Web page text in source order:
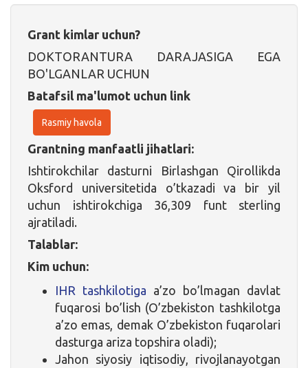
Grant kimlar uchun?
DOKTORANTURA DARAJASIGA EGA
BO'LGANLAR UCHUN
Batafsil ma'lumot uchun link
Rasmiy havola
Grantning manfaatli jihatlari:
Ishtirokchilar dasturni Birlashgan Qirollikda
Oksford universitetida o’tkazadi va bir yil
uchun ishtirokchiga 36,309 funt sterling
ajratiladi.
Talablar:
Kim uchun:
IHR tashkilotiga a’zo bo’lmagan davlat
fuqarosi bo’lish (O’zbekiston tashkilotga
a’zo emas, demak O’zbekiston fuqarolari
dasturga ariza topshira oladi);
Jahon siyosiy iqtisodiy, rivojlanayotgan